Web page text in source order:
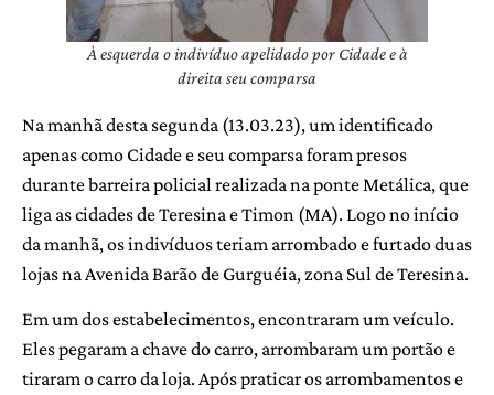
À esquerda o indivíduo apelidado por Cidade e à
direita seu comparsa
Na manhã desta segunda (13.03.23), um identificado
apenas como Cidade e seu comparsa foram presos
durante barreira policial realizada na ponte Metálica, que
liga as cidades de Teresina e Timon (MA). Logo no início
da manhã, os indivíduos teriam arrombado e furtado duas
lojas na Avenida Barão de Gurguéia, zona Sul de Teresina.
Em um dos estabelecimentos, encontraram um veículo.
Eles pegaram a chave do carro, arrombaram um portão e
tiraram o carro da loja. Após praticar os arrombamentos e